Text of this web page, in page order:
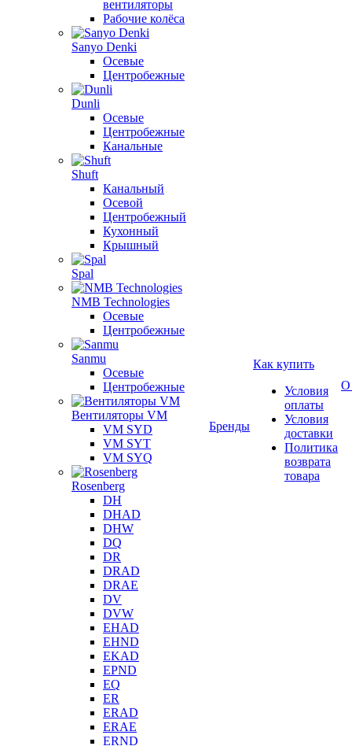
вентиляторы
Рабочие колёса
Sanyo Denki
Осевые
Центробежные
Dunli
Осевые
Центробежные
Канальные
Shuft
Канальный
Осевой
Центробежный
Кухонный
Крышный
Spal
NMB Technologies
Осевые
Центробежные
Sanmu
Осевые
Центробежные
Вентиляторы VM
VM SYD
VM SYT
VM SYQ
Rosenberg
DH
DHAD
DHW
DQ
DR
DRAD
DRAE
DV
DVW
EHAD
EHND
EKAD
EPND
EQ
ER
ERAD
ERAE
ERND
Бренды
Как купить
Условия
оплаты
Условия
доставки
Политика
возврата
товара
О